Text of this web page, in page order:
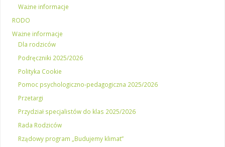
Ważne informacje
RODO
Ważne informacje
Dla rodziców
Podręczniki 2025/2026
Polityka Cookie
Pomoc psychologiczno-pedagogiczna 2025/2026
Przetargi
Przydział specjalistów do klas 2025/2026
Rada Rodziców
Rządowy program „Budujemy klimat”